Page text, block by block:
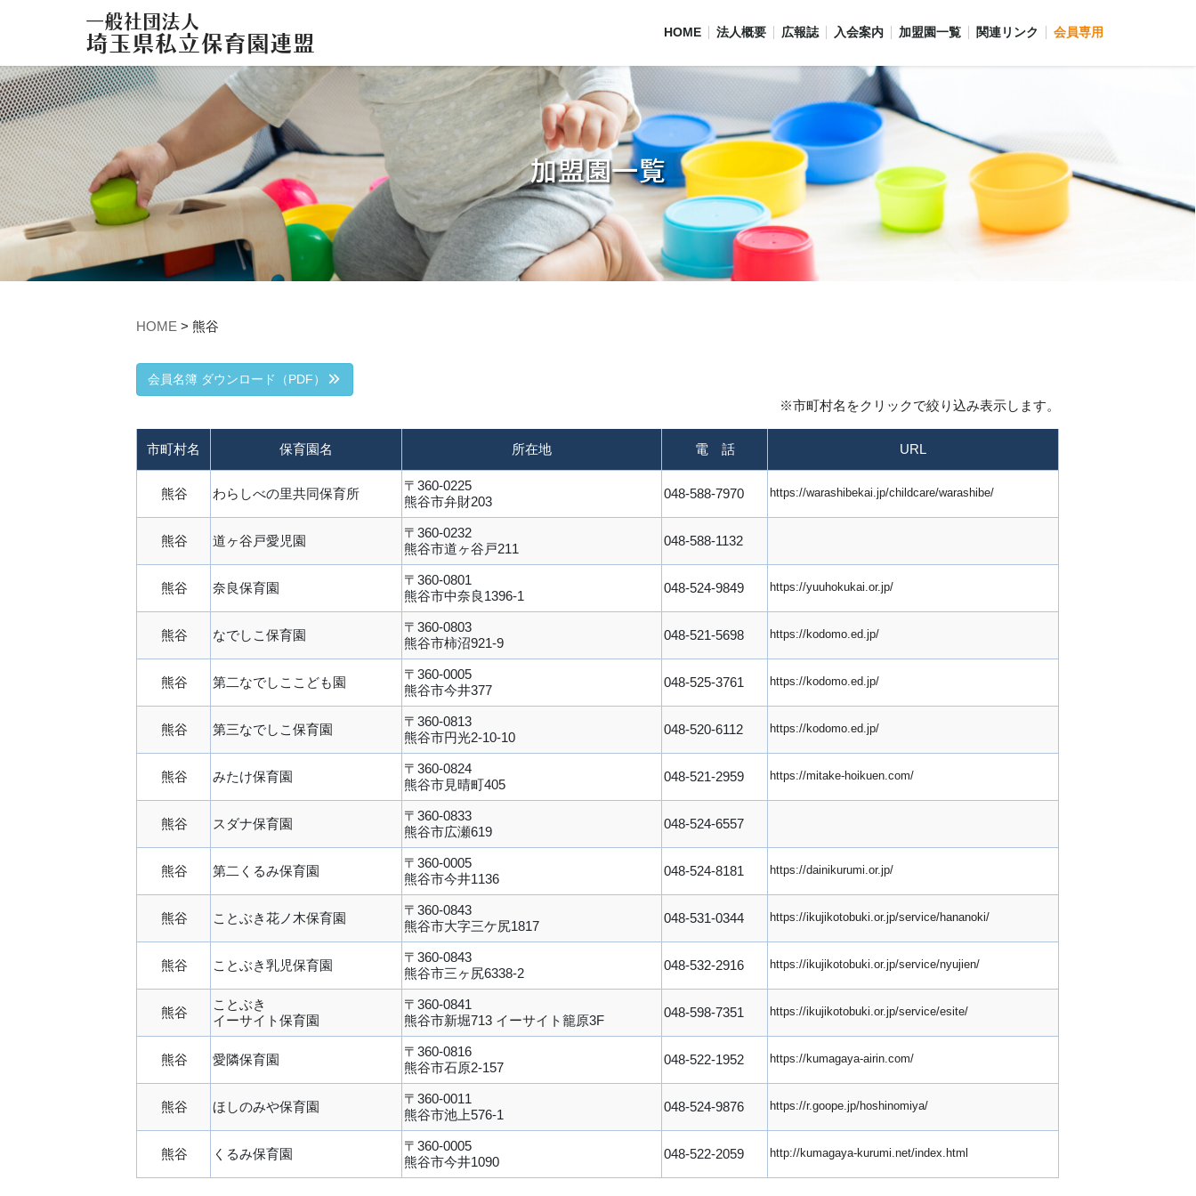
HOME 法人概要 広報誌 入会案内 加盟園一覧 関連リンク 会員専用
加盟園一覧
HOME >熊谷
会員名簿 ダウンロード（PDF）
※市町村名をクリックで絞り込み表示します。
市町村名 保育園名 所在地 電 話 URL
熊谷 わらしべの里共同保育所
〒360-0225
熊谷市弁財203
048-588-7970 https://warashibekai.jp/childcare/warashibe/
熊谷 道ヶ谷戸愛児園
〒360-0232
熊谷市道ヶ谷戸211
048-588-1132
熊谷 奈良保育園
〒360-0801
熊谷市中奈良1396-1
048-524-9849 https://yuuhokukai.or.jp/
熊谷 なでしこ保育園
〒360-0803
熊谷市柿沼921-9
048-521-5698 https://kodomo.ed.jp/
熊谷 第二なでしここども園
〒360-0005
熊谷市今井377
048-525-3761 https://kodomo.ed.jp/
熊谷 第三なでしこ保育園
〒360-0813
熊谷市円光2-10-10
048-520-6112 https://kodomo.ed.jp/
熊谷 みたけ保育園
〒360-0824
熊谷市見晴町405
048-521-2959 https://mitake-hoikuen.com/
熊谷 スダナ保育園
〒360-0833
熊谷市広瀬619
048-524-6557
熊谷 第二くるみ保育園
〒360-0005
熊谷市今井1136
048-524-8181 https://dainikurumi.or.jp/
熊谷 ことぶき花ノ木保育園
〒360-0843
熊谷市大字三ケ尻1817
048-531-0344 https://ikujikotobuki.or.jp/service/hananoki/
熊谷 ことぶき乳児保育園
〒360-0843
熊谷市三ヶ尻6338-2
048-532-2916 https://ikujikotobuki.or.jp/service/nyujien/
熊谷
ことぶき
イーサイト保育園
〒360-0841
熊谷市新堀713 イーサイト籠原3F
048-598-7351 https://ikujikotobuki.or.jp/service/esite/
熊谷 愛隣保育園
〒360-0816
熊谷市石原2-157
048-522-1952 https://kumagaya-airin.com/
熊谷 ほしのみや保育園
〒360-0011
熊谷市池上576-1
048-524-9876 https://r.goope.jp/hoshinomiya/
熊谷 くるみ保育園
〒360-0005
熊谷市今井1090
048-522-2059 http://kumagaya-kurumi.net/index.html